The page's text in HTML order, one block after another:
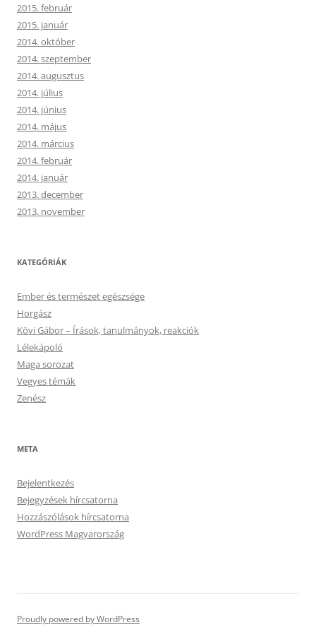
2015. február
2015. január
2014. október
2014. szeptember
2014. augusztus
2014. július
2014. június
2014. május
2014. március
2014. február
2014. január
2013. december
2013. november
KATEGÓRIÁK
Ember és természet egészsége
Horgász
Kövi Gábor – Írások, tanulmányok, reakciók
Lélekápoló
Maga sorozat
Vegyes témák
Zenész
META
Bejelentkezés
Bejegyzések hírcsatorna
Hozzászólások hírcsatorna
WordPress Magyarország
Proudly powered by WordPress